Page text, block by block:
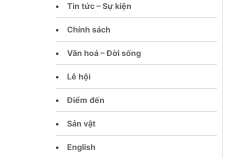
Tin tức – Sự kiện
Chính sách
Văn hoá – Đời sống
Lễ hội
Điểm đến
Sản vật
English